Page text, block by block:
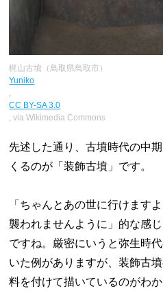
梶山古墳（鳥取県鳥取市）
Yuniko
,
CC BY-SA 3.0
, via Wikimedia Commons
先述した通り、古墳時代の中
くるのが「装飾古墳」です。
「ちゃんとあの世に行けます
襲われませんように」的な感
ですね。厳密にいうと弥生時
いた例がありますが、装飾古
料を付けて描いているのがわか